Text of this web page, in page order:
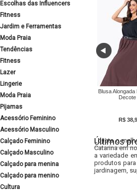
Escolhas das Influencers
Fitness
Jardim e Ferramentas
Moda Praia
Tendências
Fitness
Lazer
Lingerie
Moda Praia
Pijamas
Acessório Feminino
Acessório Masculino
Calçado Feminino
Calçado Masculino
Calçado para menina
Calçado para menino
Cultura
Blusa Alongada
Decote
R$
Últimos
Lojista o
Catarina em
a variedade
produtos
jardinagem,